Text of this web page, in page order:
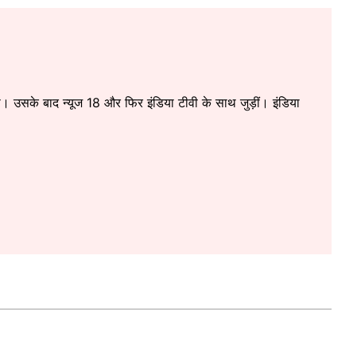
उसके बाद न्यूज 18 और फिर इंडिया टीवी के साथ जुड़ीं। इंडिया